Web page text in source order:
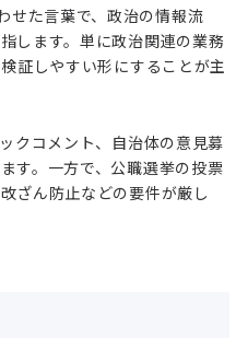
た言葉で、政治の情報流
します。単に政治関連の業務
証しやすい形にすることが主
クコメント、自治体の意見募
す。一方で、公職選挙の投票
ざん防止などの要件が厳し